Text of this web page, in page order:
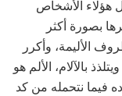
هؤلاء الأشخاص
بصورة أكثر
الأليمة، وأكرر
بالآلام، الألم هو
فيما نتحمله من كد